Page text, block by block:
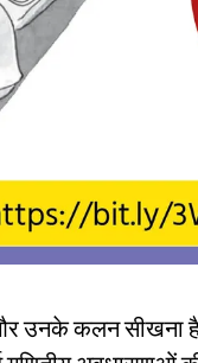
उनके कलन सीखना